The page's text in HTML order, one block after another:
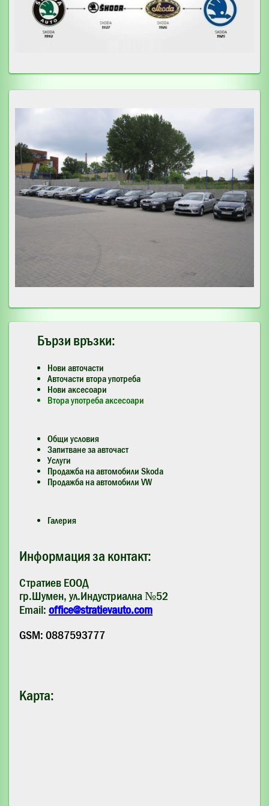
Бързи връзки:
Нови авточасти
Авточасти втора употреба
Нови аксесоари
Втора употреба аксесоари
Общи условия
Запитване за авточаст
Услуги
Продажба на автомобили Skoda
Продажба на автомобили VW
Галерия
Информация за контакт:
Стратиев ЕООД
гр.Шумен, ул.Индустриална №52
Email: office@stratievauto.com
GSM: 0887593777
Карта: